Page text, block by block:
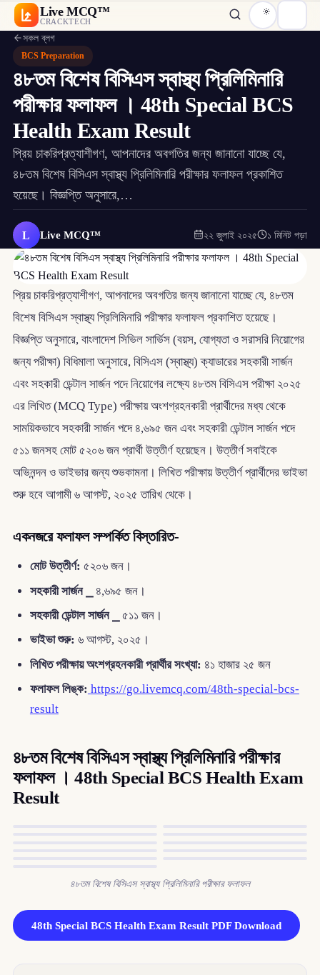
Live MCQ™
CRACKTECH
সকল ব্লগ
BCS Preparation
৪৮তম বিশেষ বিসিএস স্বাস্থ্য প্রিলিমিনারি
পরীক্ষার ফলাফল । 48th Special BCS
Health Exam Result
প্রিয় চাকরিপ্রত্যাশীগণ, আপনাদের অবগতির জন্য জানানো যাচ্ছে যে,
৪৮তম বিশেষ বিসিএস স্বাস্থ্য প্রিলিমিনারি পরীক্ষার ফলাফল প্রকাশিত
হয়েছে। বিজ্ঞপ্তি অনুসারে,…
L Live MCQ™ ২২ জুলাই ২০২৫ ১ মিনিট পড়া
প্রিয় চাকরিপ্রত্যাশীগণ, আপনাদের অবগতির জন্য জানানো যাচ্ছে যে, ৪৮তম
বিশেষ বিসিএস স্বাস্থ্য প্রিলিমিনারি পরীক্ষার ফলাফল প্রকাশিত হয়েছে।
বিজ্ঞপ্তি অনুসারে, বাংলাদেশ সিভিল সার্ভিস (বয়স, যোগ্যতা ও সরাসরি নিয়োগের
জন্য পরীক্ষা) বিধিমালা অনুসারে, বিসিএস (স্বাস্থ্য) ক্যাডারের সহকারী সার্জন
এবং সহকারী ডেন্টাল সার্জন পদে নিয়োগের লক্ষ্যে ৪৮তম বিসিএস পরীক্ষা ২০২৫
এর লিখিত (MCQ Type) পরীক্ষায় অংশগ্রহনকারী প্রার্থীদের মধ্য থেকে
সাময়িকভাবে সহকারী সার্জন পদে ৪,৬৯৫ জন এবং সহকারী ডেন্টাল সার্জন পদে
৫১১ জনসহ মোট ৫২০৬ জন প্রার্থী উত্তীর্ণ হয়েছেন। উত্তীর্ণ সবাইকে
অভিনন্দন ও ভাইভার জন্য শুভকামনা। লিখিত পরীক্ষায় উত্তীর্ণ প্রার্থীদের ভাইভা
শুরু হবে আগামী ৬ আগস্ট, ২০২৫ তারিখ থেকে।
একনজরে ফলাফল সম্পর্কিত বিস্তারিত-
মোট উত্তীর্ণ: ৫২০৬ জন।
সহকারী সার্জন ⎯
৪,৬৯৫ জন।
সহকারী ডেন্টাল সার্জন ⎯
৫১১ জন।
ভাইভা শুরু: ৬ আগস্ট, ২০২৫।
লিখিত পরীক্ষায় অংশগ্রহনকারী প্রার্থীর সংখ্যা: ৪১ হাজার ২৫ জন
ফলাফল লিঙ্ক: https://go.livemcq.com/48th-special-bcs-
result
৪৮তম বিশেষ বিসিএস স্বাস্থ্য প্রিলিমিনারি পরীক্ষার
ফলাফল । 48th Special BCS Health Exam
Result
৪৮তম বিশেষ বিসিএস স্বাস্থ্য প্রিলিমিনারি পরীক্ষার ফলাফল
48th Special BCS Health Exam Result PDF Download